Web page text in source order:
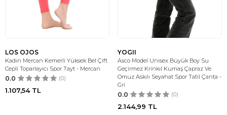
LOS OJOS
Kadın Mercan Kemerli Yüksek Bel Çift
Cepli Toparlayıcı Spor Tayt - Mercan
0.0 (0)
1.107,54TL
YOGII
Asco Model Unısex Büyük Boy Su
Geçirmez Krinkıl Kumaş Çapraz Ve
Omuz Askılı Seyahat Spor Tatil Çanta -
Gri
0.0 (0)
2.144,99 TL